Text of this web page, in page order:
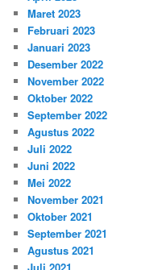
Maret 2023
Februari 2023
Januari 2023
Desember 2022
November 2022
Oktober 2022
September 2022
Agustus 2022
Juli 2022
Juni 2022
Mei 2022
November 2021
Oktober 2021
September 2021
Agustus 2021
Juli 2021